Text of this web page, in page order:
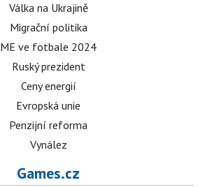
Válka na Ukrajině
Migrační politika
ME ve fotbale 2024
Ruský prezident
Ceny energií
Evropská unie
Penzijní reforma
Vynález
Games.cz